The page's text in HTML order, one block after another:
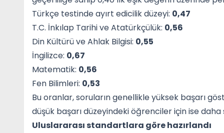
Türkçe testinde ayırt edicilik düzeyi: 0,47
T.C. İnkılap Tarihi ve Atatürkçülük: 0,56
Din Kültürü ve Ahlak Bilgisi: 0,55
İngilizce: 0,67
Matematik: 0,56
Fen Bilimleri: 0,53
Bu oranlar, soruların genellikle yüksek başarı
düşük başarı düzeyindeki öğrenciler için ise
Uluslararası standartlara göre hazırlandı